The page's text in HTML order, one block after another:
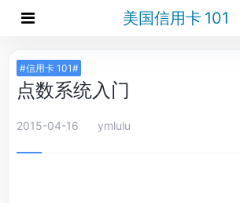
美国信用卡 101
#信用卡 101#
点数系统入门
2015-04-16 ymlulu